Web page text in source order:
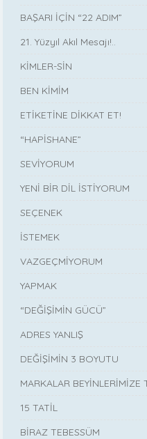
BAŞARI İÇİN “22 ADIM”
21. Yüzyıl Akıl Mesajı!..
KİMLER-SİN
BEN KİMİM
ETİKETİNE DİKKAT ET!
“HAPİSHANE”
SEVİYORUM
YENİ BİR DİL İSTİYORUM
SEÇENEK
İSTEMEK
VAZGEÇMİYORUM
YAPMAK
“DEĞİŞİMİN GÜCÜ”
ADRES YANLIŞ
DEĞİŞİMİN 3 BOYUTU
MARKALAR BEYİNLERİMİZE
15 TATİL
BİRAZ TEBESSÜM